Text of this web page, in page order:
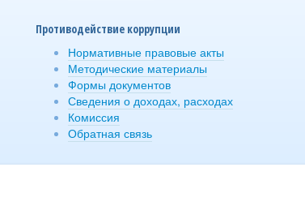
Противодействие коррупции
Нормативные правовые акты
Методические материалы
Формы документов
Сведения о доходах, расходах
Комиссия
Обратная связь